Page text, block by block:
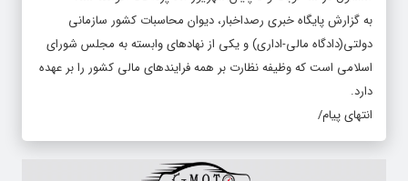
به گزارش پایگاه خبری رصداخبار، دیوان محاسبات کشور سازمانی
دولتی(دادگاه مالی-اداری) و یکی از نهادهای وابسته به مجلس شورای
اسلامی است که وظیفه نظارت بر همه فرایندهای مالی کشور را بر عهده
دارد.
انتهای‌ پیام/